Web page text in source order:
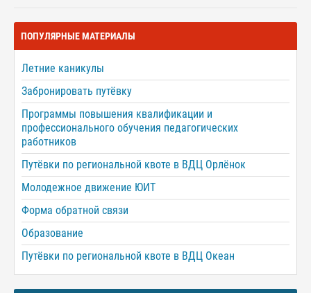
ПОПУЛЯРНЫЕ МАТЕРИАЛЫ
Летние каникулы
Забронировать путёвку
Программы повышения квалификации и
профессионального обучения педагогических
работников
Путёвки по региональной квоте в ВДЦ Орлёнок
Молодежное движение ЮИТ
Форма обратной связи
Образование
Путёвки по региональной квоте в ВДЦ Океан